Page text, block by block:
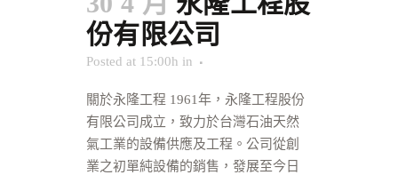
份有限公司
Posted at 15:00h in
關於永隆工程 1961年，永隆工程股份
有限公司成立，致力於台灣石油天然
氣工業的設備供應及工程。公司從創
業之初單純設備的銷售，發展至今日